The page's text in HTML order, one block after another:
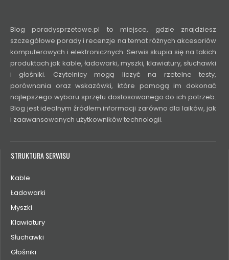
Blog poradysprzetowe.pl to miejsce, gdzie znajdziesz
szczegółowe porady i recenzje na temat różnych akcesoriów
komputerowych i elektronicznych. Serwis skupia się na takich
produktach jak kable, ładowarki, myszki, klawiatury, słuchawki
i głośniki. Czytelnicy mogą liczyć na rzetelne testy,
porównania oraz wskazówki, które pomogą im dokonać
najlepszego wyboru sprzętu dostosowanego do ich potrzeb.
Blog jest idealnym źródłem informacji zarówno dla laików, jak
i zaawansowanych użytkowników technologii.
STRUKTURA SERWISU
Kable
Ładowarki
Myszki
Klawiatury
Słuchawki
Głośniki